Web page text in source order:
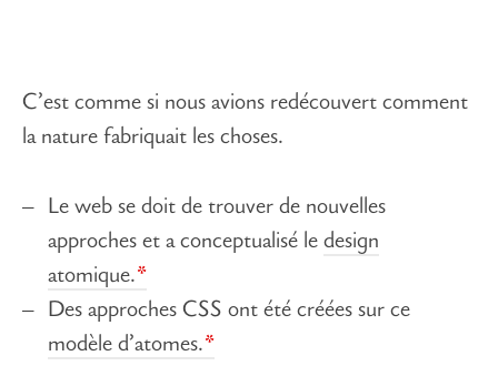
C’est comme si nous avions redécouvert comment
la nature fabriquait les choses.
Le web se doit de trouver de nouvelles
approches et a conceptualisé ledesign
atomique.
Des approches CSS ont été créées sur ce
modèle d’atomes.